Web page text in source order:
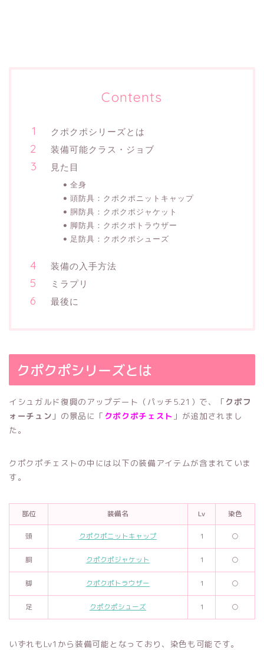
Contents
クポクポシリーズとは
装備可能クラス・ジョブ
見た目
全身
頭防具：クポクポニットキャップ
胴防具：クポクポジャケット
脚防具：クポクポトラウザー
足防具：クポクポシューズ
装備の入手方法
ミラプリ
最後に
クポクポシリーズとは
イシュガルド復興のアップデート（パッチ5.21）で、「 クポフ
ォーチュン 」の景品に「 クポクポチェスト 」が追加されまし
た。
クポクポチェストの中には以下の装備アイテムが含まれていま
す。
部位 装備名 Lv 染色
頭 クポクポニットキャップ 1 ○
胴 クポクポジャケット 1 ○
脚 クポクポトラウザー 1 ○
足 クポクポシューズ 1 ○
いずれもLv1から装備可能となっており、染色も可能です。